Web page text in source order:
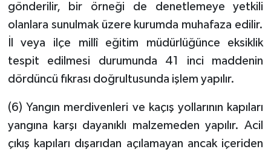
gönderilir, bir örneği de denetlemeye yetkili
olanlara sunulmak üzere kurumda muhafaza edilir.
İl veya ilçe millî eğitim müdürlüğünce eksiklik
tespit edilmesi durumunda 41 inci maddenin
dördüncü fıkrası doğrultusunda işlem yapılır.
(6) Yangın merdivenleri ve kaçış yollarının kapıları
yangına karşı dayanıklı malzemeden yapılır. Acil
çıkış kapıları dışarıdan açılamayan ancak içeriden